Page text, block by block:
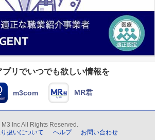
プリでいつでも欲しい情報を
m3com MR君
Inc All Rights Reserved.
扱いについて ヘルプ
お問い合わせ